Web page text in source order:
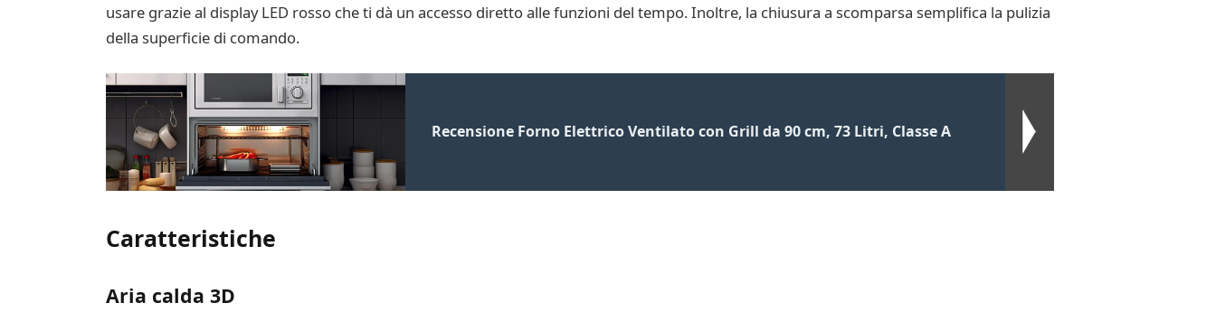
usare grazie al display LED rosso che ti dà un accesso diretto alle funzioni del tempo. Inoltre, la chiusura a scomparsa semplifica la pulizia
della superficie di comando.
Recensione Forno Elettrico Ventilato con Grill da 90 cm, 73 Litri, Classe A
Caratteristiche
Aria calda 3D